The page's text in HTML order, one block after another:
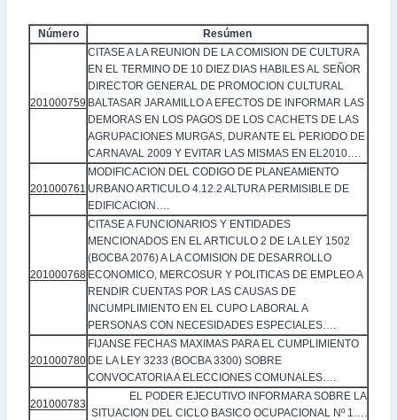
Número Resúmen
201000759
CITASE A LA REUNION DE LA COMISION DE CULTURA
EN EL TERMINO DE 10 DIEZ DIAS HABILES AL SEÑOR
DIRECTOR GENERAL DE PROMOCION CULTURAL
BALTASAR JARAMILLO A EFECTOS DE INFORMAR LAS
DEMORAS EN LOS PAGOS DE LOS CACHETS DE LAS
AGRUPACIONES MURGAS, DURANTE EL PERIODO DE
CARNAVAL 2009 Y EVITAR LAS MISMAS EN EL2010….
201000761
MODIFICACION DEL CODIGO DE PLANEAMIENTO
URBANO ARTICULO 4.12.2 ALTURA PERMISIBLE DE
EDIFICACION….
201000768
CITASE A FUNCIONARIOS Y ENTIDADES
MENCIONADOS EN EL ARTICULO 2 DE LA LEY 1502
(BOCBA 2076) A LA COMISION DE DESARROLLO
ECONOMICO, MERCOSUR Y POLITICAS DE EMPLEO A
RENDIR CUENTAS POR LAS CAUSAS DE
INCUMPLIMIENTO EN EL CUPO LABORAL A
PERSONAS CON NECESIDADES ESPECIALES….
201000780
FIJANSE FECHAS MAXIMAS PARA EL CUMPLIMIENTO
DE LA LEY 3233 (BOCBA 3300) SOBRE
CONVOCATORIA A ELECCIONES COMUNALES….
201000783
EL PODER EJECUTIVO INFORMARA SOBRE LA
SITUACION DEL CICLO BASICO OCUPACIONAL Nº 1….